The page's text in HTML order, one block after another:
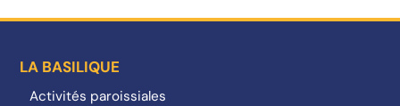
LA BASILIQUE
Activités paroissiales